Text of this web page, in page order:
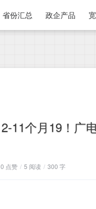
省份汇总 政企产品
2-11个月19！广
0 点赞 / 5 阅读 / 300 字